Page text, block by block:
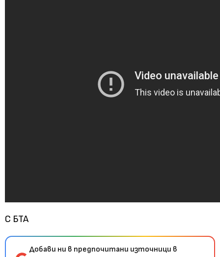
С БТА
Добави ни в предпочитани източници в